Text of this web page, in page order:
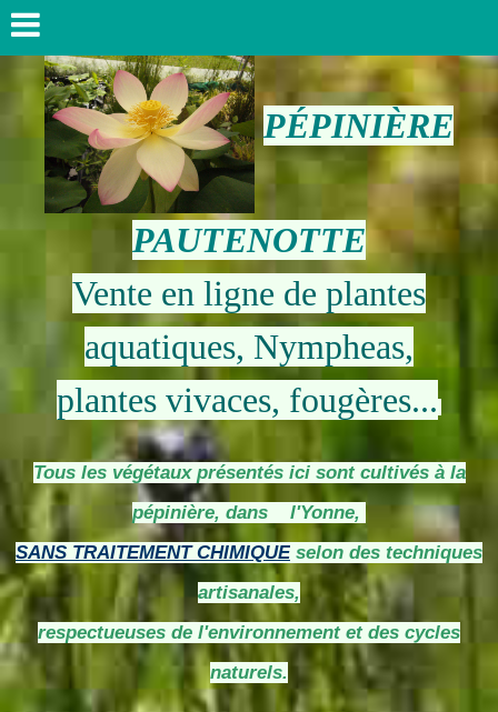
PÉPINIÈRE
PAUTENOTTE
Vente en ligne de plantes
aquatiques, Nympheas,
plantes vivaces, fougères...
Tous les végétaux présentés ici sont cultivés à la
pépinière, dans l'Yonne,
SANS TRAITEMENT CHIMIQUE selon des techniques
artisanales,
respectueuses de l'environnement et des cycles
naturels.